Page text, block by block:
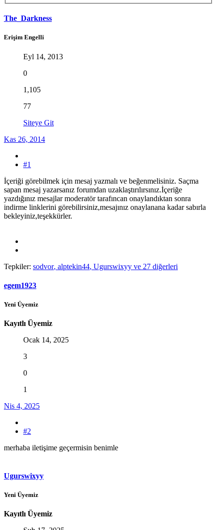
The_Darkness
Erişim Engelli
Eyl 14, 2013
0
1,105
77
Siteye Git
Kas 26, 2014
#1
İçeriği görebilmek için mesaj yazmalı ve beğenmelisiniz. Saçma
sapan mesaj yazarsanız forumdan uzaklaştırılırsınız.İçeriğe
yazdığınız mesajlar moderatör tarafıncan onaylandıktan sonra
indirme linklerini görebilirsiniz,mesajınız onaylanana kadar sabırla
bekleyiniz,teşekkürler.
Tepkiler: sodvor, alptekin44, Ugurswixyy ve 27 diğerleri
egem1923
Yeni Üyemiz
Kayıtlı Üyemiz
Ocak 14, 2025
3
0
1
Nis 4, 2025
#2
merhaba iletişime geçermisin benimle
Ugurswixyy
Yeni Üyemiz
Kayıtlı Üyemiz